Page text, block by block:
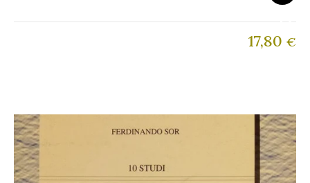
17,80 €